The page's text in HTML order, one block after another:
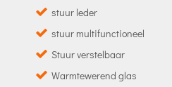
stuur leder
stuur multifunctioneel
Stuur verstelbaar
Warmtewerend glas